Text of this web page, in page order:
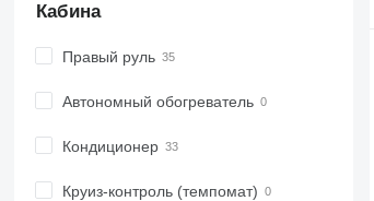
Кабина
Правый руль
Автономный обогреватель
Кондиционер
Круиз-контроль (темпомат)